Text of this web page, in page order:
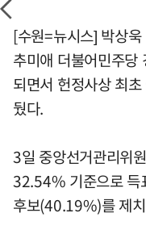
[수원=뉴시스] 박상
추미애 더불어민주당
되면서 헌정사상 최
뒀다.
3일 중앙선거관리위
32.54% 기준으로 득
후보(40.19%)를 제